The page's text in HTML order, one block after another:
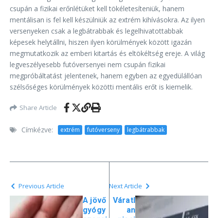
csupán a fizikai erőnlétüket kell tökéletesíteniük, hanem
mentálisan is fel kell készülniük az extrém kihívásokra. Az ilyen
versenyeken csak a legbátrabbak és legelhivatottabbak
képesek helytállni, hiszen ilyen körülmények között igazán
megmutatkozik az emberi kitartás és eltökéltség ereje. A világ
legveszélyesebb futóversenyei nem csupán fizikai
megpróbáltatást jelentenek, hanem egyben az egyedülállóan
szélsőséges körülmények közötti mentális erőt is kiemelik.
Share Article
Címkézve: extrém futóverseny legbátrabbak
Previous Article
A jövő
gyógy
Next Article
Váratl
an